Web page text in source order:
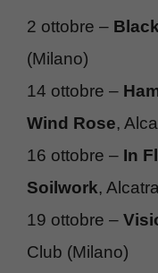
2 ottobre –
(Milano)
14 ottobre –
Wind Rose,
16 ottobre – In
Soilwork,
19 ottobre –
Club (Milano)